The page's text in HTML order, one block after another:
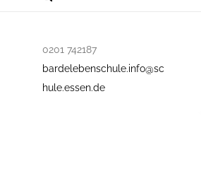
0201 742187
bardelebenschule.info@sc
hule.essen.de